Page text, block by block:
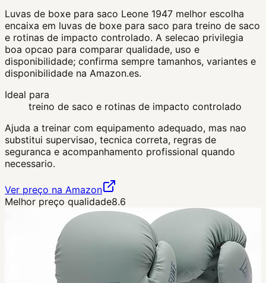
Luvas de boxe para saco Leone 1947 melhor escolha
encaixa em luvas de boxe para saco para treino de saco
e rotinas de impacto controlado. A selecao privilegia
boa opcao para comparar qualidade, uso e
disponibilidade; confirma sempre tamanhos, variantes e
disponibilidade na Amazon.es.
Ideal para
treino de saco e rotinas de impacto controlado
Ajuda a treinar com equipamento adequado, mas nao
substitui supervisao, tecnica correta, regras de
seguranca e acompanhamento profissional quando
necessario.
Ver preço na Amazon
Melhor preço qualidade8.6